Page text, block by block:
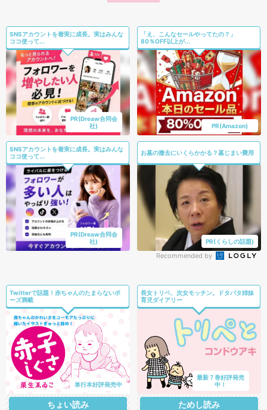
SNSアカウントを着実に成長。実はみんな
ココ使って...
PR(Dreaw合同会
社)
「え、こんなセールやってたの？」
80％OFF以上が...
PR(Amazon)
SNSアカウントを着実に成長。実はみんな
ココ使って...
PR(Dreaw合同会
社)
お墓の撤去にいくらかかる？墓じまい費用
PR(くらしの話題)
Recommended by
Twitterで話題！赤ちゃんのたまらないポ
ーズ満載
単行本好評発売中
ちょい読み
長女トリペ、次女モッチン。ドタバタ姉妹
育児ダイアリー
最新７巻好評発売
中！
ためし読み